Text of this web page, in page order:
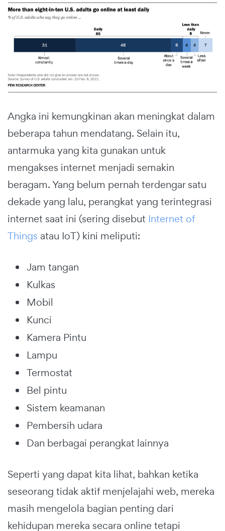
Angka ini kemungkinan akan meningkat dalam
beberapa tahun mendatang. Selain itu,
antarmuka yang kita gunakan untuk
mengakses internet menjadi semakin
beragam. Yang belum pernah terdengar satu
dekade yang lalu, perangkat yang terintegrasi
internet saat ini (sering disebut Internet of
Things atau IoT) kini meliputi:
Jam tangan
Kulkas
Mobil
Kunci
Kamera Pintu
Lampu
Termostat
Bel pintu
Sistem keamanan
Pembersih udara
Dan berbagai perangkat lainnya
Seperti yang dapat kita lihat, bahkan ketika
seseorang tidak aktif menjelajahi web, mereka
masih mengelola bagian penting dari
kehidupan mereka secara online tetapi